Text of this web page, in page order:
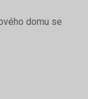
domu se